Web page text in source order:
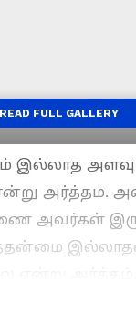
அளவு
அர்த்தம்.
அவர்கள்
FULL GALLERY